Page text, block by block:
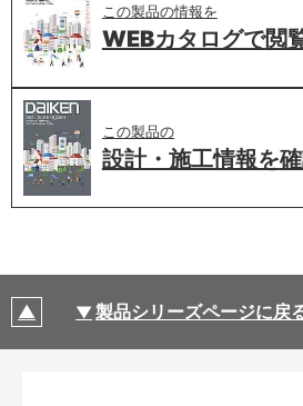
この製品の情報を
WEBカタログで閲
この製品の
設計・施工情報を
製品シリーズページに戻